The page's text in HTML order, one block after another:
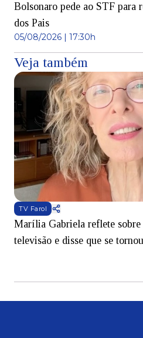
Bolsonaro pede ao STF para
dos Pais
05/08/2026 | 17:30h
Veja também
TV Farol
Marília Gabriela reflete
televisão e disse que se